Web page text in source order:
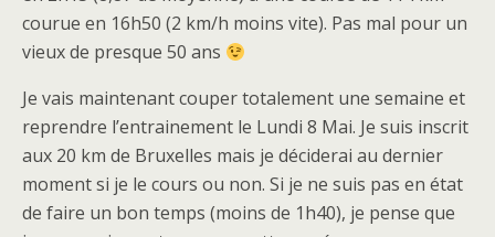
courue en 16h50 (2 km/h moins vite). Pas mal pour un
vieux de presque 50 ans
Je vais maintenant couper totalement une semaine et
reprendre l’entrainement le Lundi 8 Mai. Je suis inscrit
aux 20 km de Bruxelles mais je déciderai au dernier
moment si je le cours ou non. Si je ne suis pas en état
de faire un bon temps (moins de 1h40), je pense que